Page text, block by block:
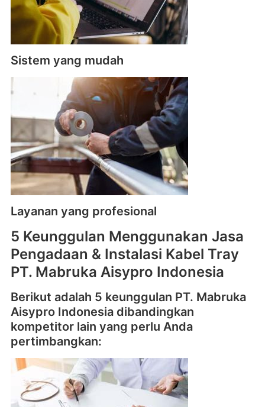
Sistem yang mudah
Layanan yang profesional
5 Keunggulan Menggunakan Jasa
Pengadaan & Instalasi Kabel Tray
PT. Mabruka Aisypro Indonesia
Berikut adalah 5 keunggulan PT. Mabruka
Aisypro Indonesia dibandingkan
kompetitor lain yang perlu Anda
pertimbangkan: